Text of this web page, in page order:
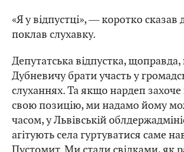
«Я у відпустці», ― коротко сказав
поклав слухавку.
Депутатська відпустка,
Дубневичу брати участь у
слуханнях. Та якщо нардеп
свою позицію, ми надамо йому
часом, у Львівській
агітують села гуртуватися саме